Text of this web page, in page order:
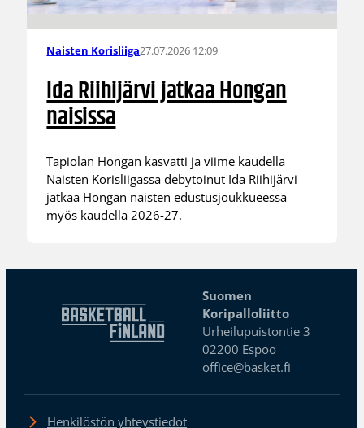
Naisten Korisliiga27.07.2026 12:09
Ida Riihijärvi jatkaa Hongan
naisissa
Tapiolan Hongan kasvatti ja viime kaudella
Naisten Korisliigassa debytoinut Ida Riihijärvi
jatkaa Hongan naisten edustusjoukkueessa
myös kaudella 2026-27.
Suomen
Koripalloliitto
Urheilupuistontie 3
02200 Espoo
office@basket.fi
Henkilöstön yhteystiedot